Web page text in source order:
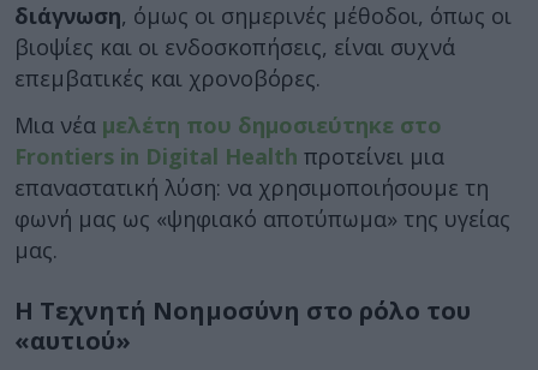
διάγνωση, όμως οι σημερινές μέθοδοι, όπως οι
βιοψίες και οι ενδοσκοπήσεις, είναι συχνά
επεμβατικές και χρονοβόρες.
Μια νέα μελέτη που δημοσιεύτηκε στο
Frontiers in Digital Health προτείνει μια
επαναστατική λύση: να χρησιμοποιήσουμε τη
φωνή μας ως «ψηφιακό αποτύπωμα» της υγείας
μας.
Η Τεχνητή Νοημοσύνη στο ρόλο του
«αυτιού»